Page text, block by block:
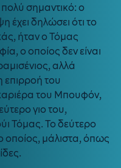
πολύ σημαντικό: ο
έχει δηλώσει ότι το
ήταν ο Τόμας
ο οποίος δεν είναι
αλλά
επιρροή του
του Μπουφόν,
γιο του,
Τόμας. Το δεύτερο
οποίος, μάλιστα, όπως